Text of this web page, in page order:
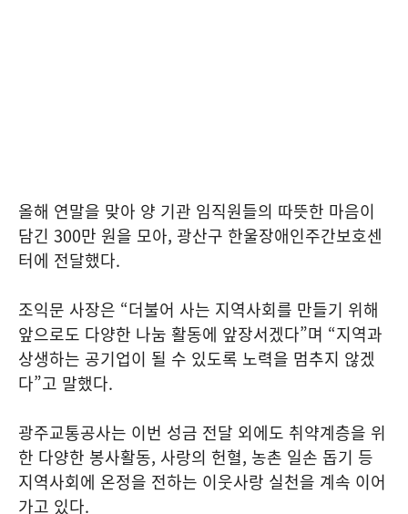
올해 연말을 맞아 양 기관 임직원들의 따뜻한 마음이
담긴 300만 원을 모아, 광산구 한울장애인주간보호센
터에 전달했다.
조익문 사장은 “더불어 사는 지역사회를 만들기 위해
앞으로도 다양한 나눔 활동에 앞장서겠다”며 “지역과
상생하는 공기업이 될 수 있도록 노력을 멈추지 않겠
다”고 말했다.
광주교통공사는 이번 성금 전달 외에도 취약계층을 위
한 다양한 봉사활동, 사랑의 헌혈, 농촌 일손 돕기 등
지역사회에 온정을 전하는 이웃사랑 실천을 계속 이어
가고 있다.